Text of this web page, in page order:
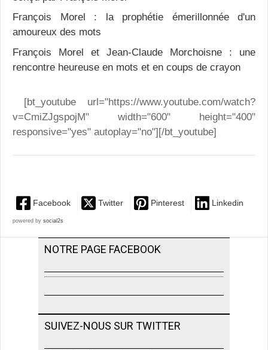
François Morel : la prophétie émerillonnée d'un
amoureux des mots
François Morel et Jean-Claude Morchoisne : une
rencontre heureuse en mots et en coups de crayon
[bt_youtube url="https://www.youtube.com/watch?
v=CmiZJgspojM" width="600" height="400"
responsive="yes" autoplay="no"][/bt_youtube]
Facebook Twitter Pinterest Linkedin
powered by social2s
NOTRE PAGE FACEBOOK
SUIVEZ-NOUS SUR TWITTER